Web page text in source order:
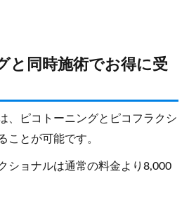
と同時施術でお得に受
、ピコトーニングとピコフラクシ
ことが可能です。
ショナルは通常の料金より8,000